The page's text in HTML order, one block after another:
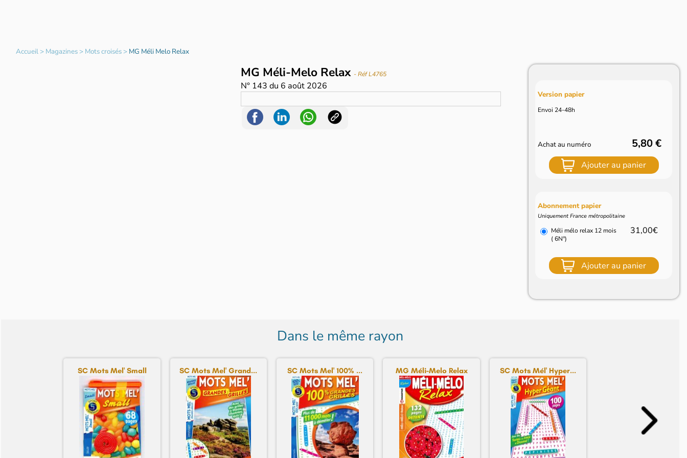
Accueil> Magazines> Mots croisés> MG Méli Melo Relax
MG Méli-Melo Relax - Réf L4765
N° 143 du 6 août 2026
Version papier
Envoi 24-48h
Achat au numéro 5,80 €
Ajouter au panier
Abonnement papier
Uniquement France métropolitaine
Méli mélo relax 12 mois
( 6N°)
31,00€
Ajouter au panier
Dans le même rayon
SC Mots Mel' Small SC Mots Mel' Grand... SC Mots Mel' 100% ... MG Méli-Melo Relax SC Mots Mél' Hyper...